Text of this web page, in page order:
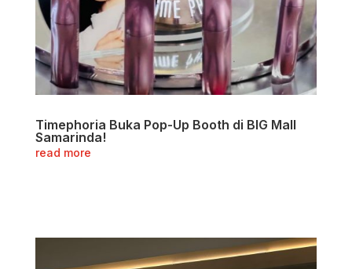
Timephoria Buka Pop-Up Booth di BIG Mall
Samarinda!
read more